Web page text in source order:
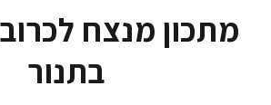
מתכון מנצח
בתנור